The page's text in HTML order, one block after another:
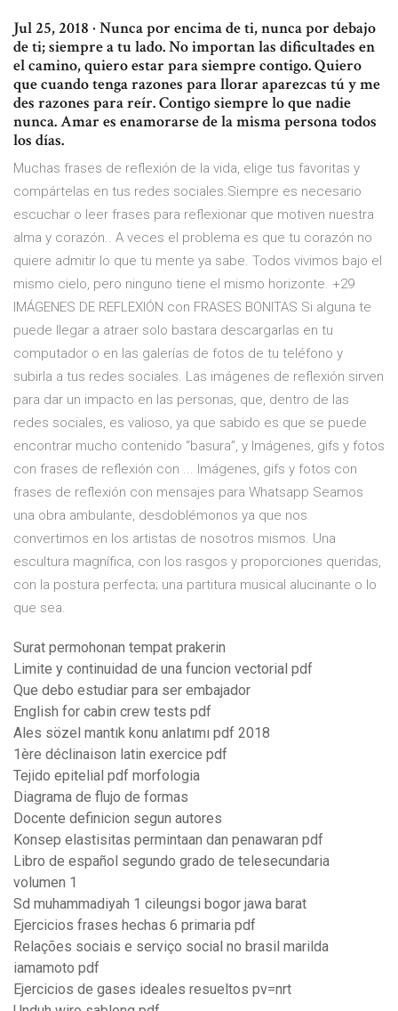
Jul 25, 2018 · Nunca por encima de ti, nunca por debajo
de ti; siempre a tu lado. No importan las dificultades en
el camino, quiero estar para siempre contigo. Quiero
que cuando tenga razones para llorar aparezcas tú y me
des razones para reír. Contigo siempre lo que nadie
nunca. Amar es enamorarse de la misma persona todos
los días.
Muchas frases de reflexión de la vida, elige tus favoritas y
compártelas en tus redes sociales.Siempre es necesario
escuchar o leer frases para reflexionar que motiven nuestra
alma y corazón.. A veces el problema es que tu corazón no
quiere admitir lo que tu mente ya sabe. Todos vivimos bajo el
mismo cielo, pero ninguno tiene el mismo horizonte. +29
IMÁGENES DE REFLEXIÓN con FRASES BONITAS Si alguna te
puede llegar a atraer solo bastara descargarlas en tu
computador o en las galerías de fotos de tu teléfono y
subirla a tus redes sociales. Las imágenes de reflexión sirven
para dar un impacto en las personas, que, dentro de las
redes sociales, es valioso, ya que sabido es que se puede
encontrar mucho contenido “basura”, y Imágenes, gifs y fotos
con frases de reflexión con ... Imágenes, gifs y fotos con
frases de reflexión con mensajes para Whatsapp Seamos
una obra ambulante, desdoblémonos ya que nos
convertimos en los artistas de nosotros mismos. Una
escultura magnífica, con los rasgos y proporciones queridas,
con la postura perfecta; una partitura musical alucinante o lo
que sea.
Surat permohonan tempat prakerin
Limite y continuidad de una funcion vectorial pdf
Que debo estudiar para ser embajador
English for cabin crew tests pdf
Ales sözel mantık konu anlatımı pdf 2018
1ère déclinaison latin exercice pdf
Tejido epitelial pdf morfologia
Diagrama de flujo de formas
Docente definicion segun autores
Konsep elastisitas permintaan dan penawaran pdf
Libro de español segundo grado de telesecundaria
volumen 1
Sd muhammadiyah 1 cileungsi bogor jawa barat
Ejercicios frases hechas 6 primaria pdf
Relações sociais e serviço social no brasil marilda
iamamoto pdf
Ejercicios de gases ideales resueltos pv=nrt